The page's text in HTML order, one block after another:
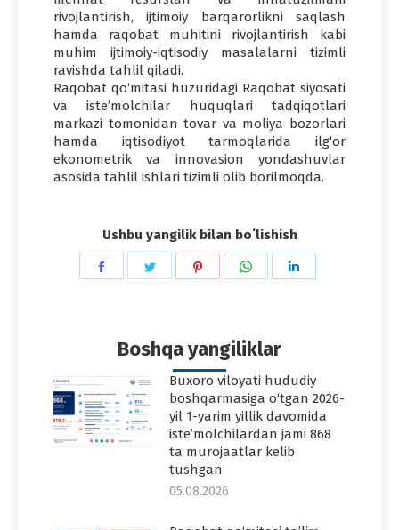
rivojlantirish, ijtimoiy barqarorlikni saqlash
hamda raqobat muhitini rivojlantirish kabi
muhim ijtimoiy-iqtisodiy masalalarni tizimli
ravishda tahlil qiladi.
Raqobat qo‘mitasi huzuridagi Raqobat siyosati
va iste’molchilar huquqlari tadqiqotlari
markazi tomonidan tovar va moliya bozorlari
hamda iqtisodiyot tarmoqlarida ilg‘or
ekonometrik va innovasion yondashuvlar
asosida tahlil ishlari tizimli olib borilmoqda.
Ushbu yangilik bilan boʻlishish
Share
Share
Share
Share
Boshqa yangiliklar
Buxoro viloyati hududiy
boshqarmasiga o‘tgan 2026-
yil 1-yarim yillik davomida
iste’molchilardan jami 868
ta murojaatlar kelib
tushgan
05.08.2026